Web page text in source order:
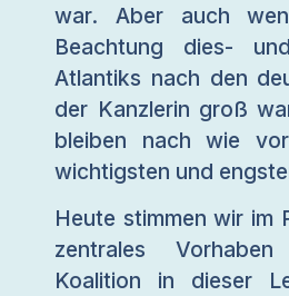
war. Aber auch
Beachtung dies-
Atlantiks nach den
der Kanzlerin groß
bleiben nach wie
wichtigsten und
Heute stimmen wir im
zentrales
Koalition in dieser